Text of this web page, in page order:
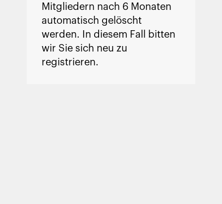
Mitgliedern nach 6 Monaten
automatisch gelöscht
werden. In diesem Fall bitten
wir Sie sich neu zu
registrieren.